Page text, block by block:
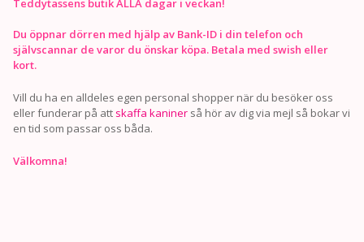
Teddytassens butik ALLA dagar i veckan!
Du öppnar dörren med hjälp av Bank-ID i din telefon och
självscannar de varor du önskar köpa. Betala med swish eller
kort.
Vill du ha en alldeles egen personal shopper när du besöker oss
eller funderar på att skaffa kaniner så hör av dig via mejl så bokar vi
en tid som passar oss båda.
Välkomna!